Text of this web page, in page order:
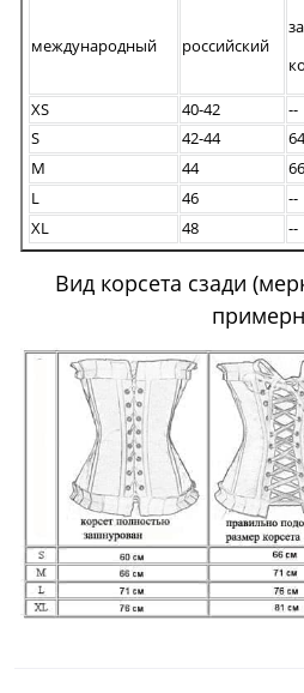
международный российский
XS 40-42
--
S
42-44 64
M
44 66
L
46
--
XL
48 --
Вид корсета сзади